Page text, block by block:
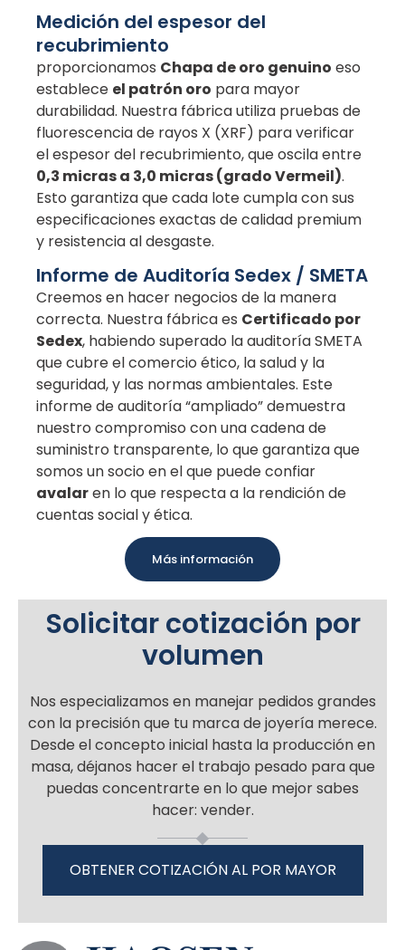
Medición del espesor del
recubrimiento
proporcionamos Chapa de oro genuino eso
establece el patrón oro para mayor
durabilidad. Nuestra fábrica utiliza pruebas de
fluorescencia de rayos X (XRF) para verificar
el espesor del recubrimiento, que oscila entre
0,3 micras a 3,0 micras (grado Vermeil).
Esto garantiza que cada lote cumpla con sus
especificaciones exactas de calidad premium
y resistencia al desgaste.
Informe de Auditoría Sedex / SMETA
Creemos en hacer negocios de la manera
correcta. Nuestra fábrica es Certificado por
Sedex, habiendo superado la auditoría SMETA
que cubre el comercio ético, la salud y la
seguridad, y las normas ambientales. Este
informe de auditoría “ampliado” demuestra
nuestro compromiso con una cadena de
suministro transparente, lo que garantiza que
somos un socio en el que puede confiar
avalaren lo que respecta a la rendición de
cuentas social y ética.
Más información
Solicitar cotización por
volumen
Nos especializamos en manejar pedidos grandes
con la precisión que tu marca de joyería merece.
Desde el concepto inicial hasta la producción en
masa, déjanos hacer el trabajo pesado para que
puedas concentrarte en lo que mejor sabes
hacer: vender.
OBTENER COTIZACIÓN AL POR MAYOR